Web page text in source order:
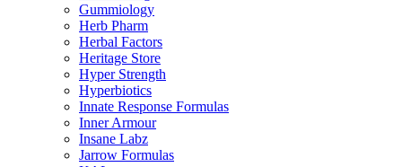
Gummiology
Herb Pharm
Herbal Factors
Heritage Store
Hyper Strength
Hyperbiotics
Innate Response Formulas
Inner Armour
Insane Labz
Jarrow Formulas